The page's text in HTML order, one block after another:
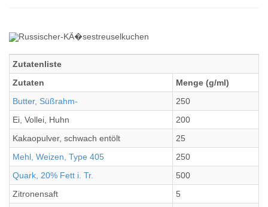
Zutatenliste
Zutaten
Menge (g/ml)
Butter, Süßrahm-
250
Ei, Vollei, Huhn
200
Kakaopulver, schwach entölt
25
Mehl, Weizen, Type 405
250
Quark, 20% Fett i. Tr.
500
Zitronensaft
5